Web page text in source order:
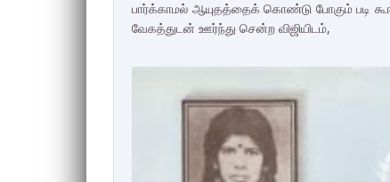
பார்க்காமல் ஆயுதத்தைக் கொண்டு போகும் படி
வேகத்துடன் ஊர்ந்து சென்ற விஜியிடம்,